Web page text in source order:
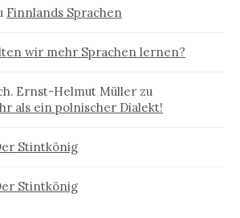
Finnlands Sprachen
wir mehr Sprachen lernen?
Ernst-Helmut Müller zu
als ein polnischer Dialekt!
Stintkönig
Stintkönig